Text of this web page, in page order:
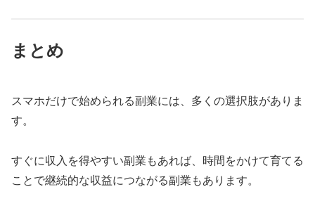
まとめ
スマホだけで始められる副業には、多くの選択肢がありま
す。
すぐに収入を得やすい副業もあれば、時間をかけて育てる
ことで継続的な収益につながる副業もあります。